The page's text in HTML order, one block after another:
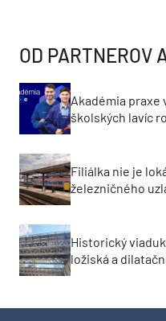
OD PARTNEROV
Akadémia praxe
školských lavíc
Filiálka nie je
železničného
Historický
ložiská a